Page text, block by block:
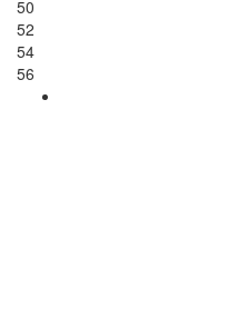
50
52
54
56